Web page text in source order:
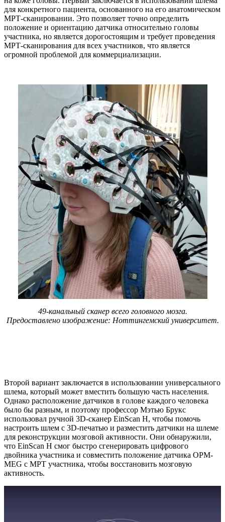
для конкретного пациента, основанного на его анатомическом
МРТ-сканировании. Это позволяет точно определить
положение и ориентацию датчика относительно головы
участника, но является дорогостоящим и требует проведения
МРТ-сканирования для всех участников, что является
огромной проблемой для коммерциализации.
49-канальный сканер всего головного мозга.
Предоставлено изображение: Ноттингемский университет.
Второй вариант заключается в использовании универсального
шлема, который может вместить большую часть населения.
Однако расположение датчиков в голове каждого человека
было бы разным, и поэтому профессор Мэтью Брукс
использовал ручной 3D-сканер EinScan H, чтобы помочь
настроить шлем с 3D-печатью и разместить датчики на шлеме
для реконструкции мозговой активности. Они обнаружили,
что EinScan H смог быстро сгенерировать цифрового
двойника участника и совместить положение датчика OPM-
MEG с МРТ участника, чтобы восстановить мозговую
активность.